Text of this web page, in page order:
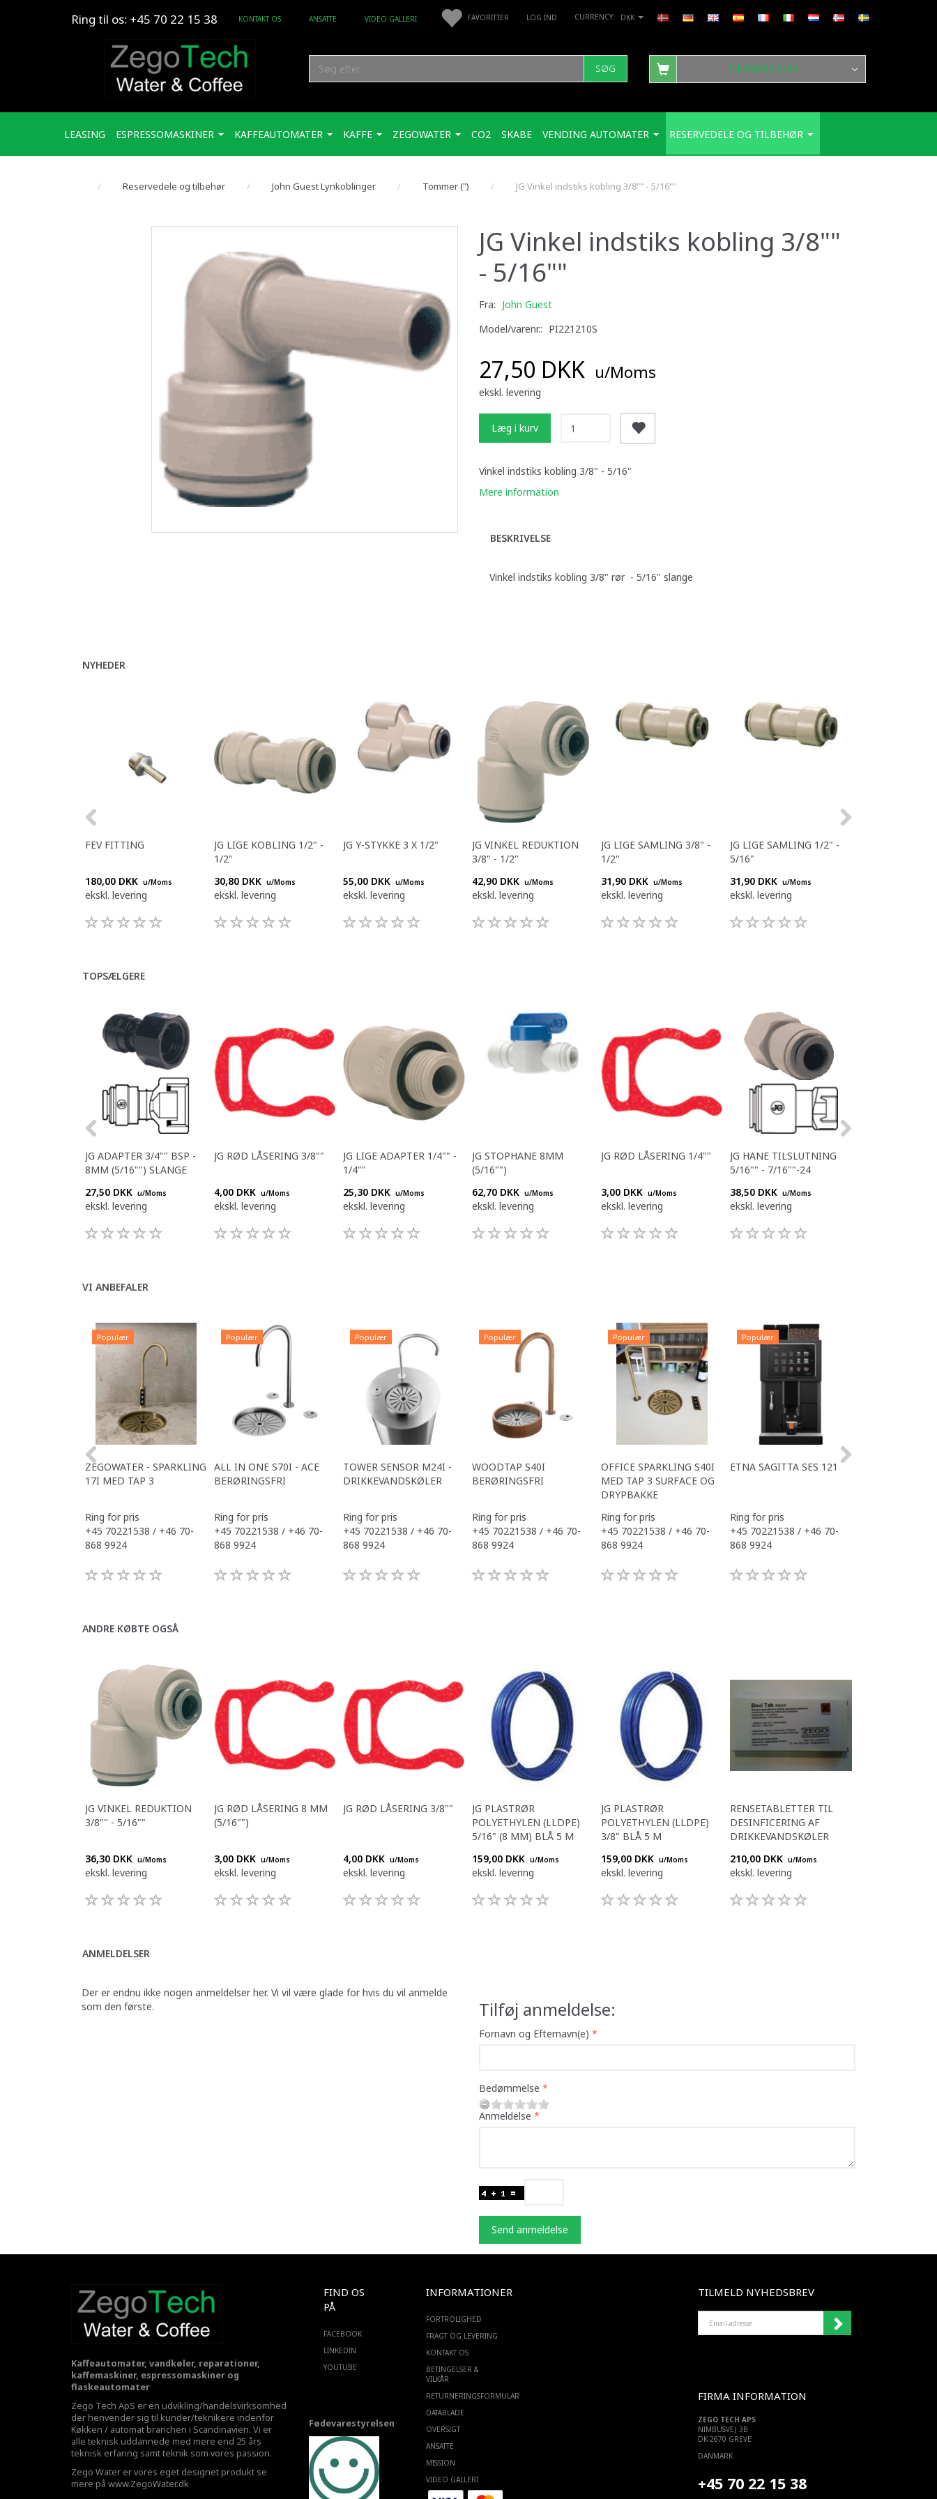
DKK
FAVORITTER LOG IND
Ring til os: +45 70 22 15 38 KONTAKT OS ANSATTE VIDEO GALLERI
SØG INDKØBSKURV
LEASING ESPRESSOMASKINER KAFFEAUTOMATER KAFFE ZEGOWATER CO2 SKABE VENDING AUTOMATER RESERVEDELE OG TILBEHØR
Reservedele og tilbehør John Guest Lynkoblinger Tommer (") JG Vinkel indstiks kobling 3/8"" - 5/16""
JG Vinkel indstiks kobling 3/8""
- 5/16""
Fra: John Guest
Model/varenr.: PI221210S
27,50 DKK u/Moms
ekskl. levering
Læg i kurv
Vinkel indstiks kobling 3/8" - 5/16"
Mere information
BESKRIVELSE
Vinkel indstiks kobling 3/8" rør - 5/16" slange
NYHEDER
FEV FITTING
180,00 DKK u/Moms
ekskl. levering
JG LIGE KOBLING 1/2" -
1/2"
30,80 DKK u/Moms
ekskl. levering
JG Y-STYKKE 3 X 1/2"
55,00 DKK u/Moms
ekskl. levering
JG VINKEL REDUKTION
3/8" - 1/2"
42,90 DKK u/Moms
ekskl. levering
JG LIGE SAMLING 3/8" -
1/2"
31,90 DKK u/Moms
ekskl. levering
JG LIGE SAMLING 1/2" -
5/16"
31,90 DKK u/Moms
ekskl. levering
TOPSÆLGERE
JG ADAPTER 3/4"" BSP -
8MM (5/16"") SLANGE
27,50 DKK u/Moms
ekskl. levering
JG RØD LÅSERING 3/8""
4,00 DKK u/Moms
ekskl. levering
JG LIGE ADAPTER 1/4"" -
1/4""
25,30 DKK u/Moms
ekskl. levering
JG STOPHANE 8MM
(5/16"")
62,70 DKK u/Moms
ekskl. levering
JG RØD LÅSERING 1/4""
3,00 DKK u/Moms
ekskl. levering
JG HANE TILSLUTNING
5/16"" - 7/16""-24
38,50 DKK u/Moms
ekskl. levering
VI ANBEFALER
Populær
ZEGOWATER - SPARKLING
17I MED TAP 3
Ring for pris
+45 70221538 / +46 70-
868 9924
Populær
ALL IN ONE S70I - ACE
BERØRINGSFRI
Ring for pris
+45 70221538 / +46 70-
868 9924
Populær
TOWER SENSOR M24I -
DRIKKEVANDSKØLER
Ring for pris
+45 70221538 / +46 70-
868 9924
Populær
WOODTAP S40I
BERØRINGSFRI
Ring for pris
+45 70221538 / +46 70-
868 9924
Populær
OFFICE SPARKLING S40I
MED TAP 3 SURFACE OG
DRYPBAKKE
Ring for pris
+45 70221538 / +46 70-
868 9924
Populær
ETNA SAGITTA SES 121
Ring for pris
+45 70221538 / +46 70-
868 9924
ANDRE KØBTE OGSÅ
JG VINKEL REDUKTION
3/8"" - 5/16""
36,30 DKK u/Moms
ekskl. levering
JG RØD LÅSERING 8 MM
(5/16"")
3,00 DKK u/Moms
ekskl. levering
JG RØD LÅSERING 3/8""
4,00 DKK u/Moms
ekskl. levering
JG PLASTRØR
POLYETHYLEN (LLDPE)
5/16" (8 MM) BLÅ 5 M
159,00 DKK u/Moms
ekskl. levering
JG PLASTRØR
POLYETHYLEN (LLDPE)
3/8" BLÅ 5 M
159,00 DKK u/Moms
ekskl. levering
RENSETABLETTER TIL
DESINFICERING AF
DRIKKEVANDSKØLER
210,00 DKK u/Moms
ekskl. levering
ANMELDELSER
Der er endnu ikke nogen anmeldelser her. Vi vil være glade for hvis du vil anmelde
som den første.
Tilføj anmeldelse:
Fornavn og Efternavn(e)
Bedømmelse
Anmeldelse
Send anmeldelse
Kaffeautomater, vandkøler, reparationer,
kaffemaskiner, espressomaskiner og
flaskeautomater
Zego Tech ApS er en udvikling/handelsvirksomhed
der henvender sig til kunder/teknikere indenfor
Køkken / automat branchen i Scandinavien. Vi er
alle teknisk uddannede med mere end 25 års
teknisk erfaring samt teknik som vores passion.
Zego Water er vores eget designet produkt se
mere på www.ZegoWater.dk
FIND OS
PÅ
FACEBOOK
LINKEDIN
YOUTUBE
Fødevarestyrelsen
INFORMATIONER
FORTROLIGHED
FRAGT OG LEVERING
KONTAKT OS
BETINGELSER &
VILKÅR
RETURNERINGSFORMULAR
DATABLADE
OVERSIGT
ANSATTE
MISSION
VIDEO GALLERI
TILMELD NYHEDSBREV
ADRESSE
FIRMA INFORMATION
ZEGO TECH APS
NIMBUSVEJ 3B
DK-2670 GREVE
DANMARK
+45 70 22 15 38